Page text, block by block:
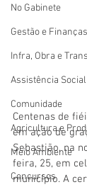
No Gabinete
Gestão e Finanças
Infra, Obra e
Assistência Social
Comunidade
Agricultura e
Meio Ambiente
Concursos
Centenas de
em ação de
Sebastião, na
feira, 25, em
município. A